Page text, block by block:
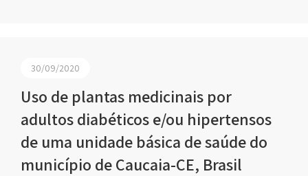
30/09/2020
Uso de plantas medicinais por
adultos diabéticos e/ou hipertensos
de uma unidade básica de saúde do
município de Caucaia-CE, Brasil